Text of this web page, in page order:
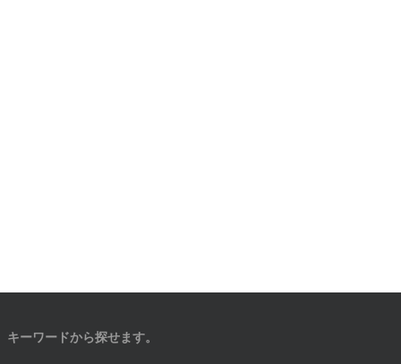
キーワードから探せます。